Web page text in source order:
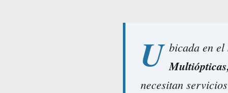
U bicada en
necesitan